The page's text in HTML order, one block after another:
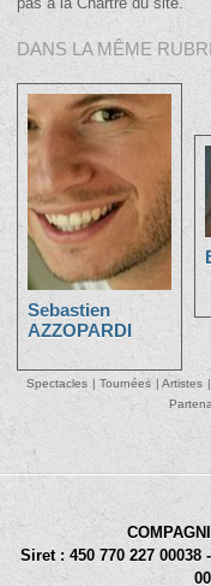
DANS LA MÊME
Sebastien
AZZOPARDI
Spectacles | Tournées | Artistes |
Siret : 450 770 227 00038